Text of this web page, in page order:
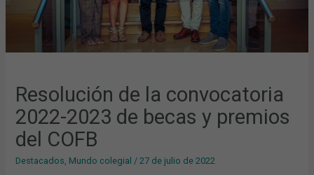
Resolución de la convocatoria
2022-2023 de becas y premios
del COFB
Destacados Mundo colegial /27 de julio de 2022